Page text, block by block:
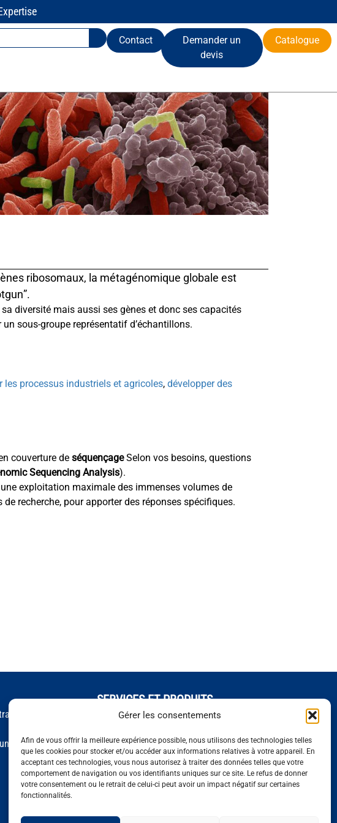
Gérer les consentements
Afin de vous offrir la meilleure expérience possible, nous utilisons des technologies telles
que les cookies pour stocker et/ou accéder aux informations relatives à votre appareil. En
acceptant ces technologies, vous nous autorisez à traiter des données telles que votre
comportement de navigation ou vos identifiants uniques sur ce site. Le refus de donner
votre consentement ou le retrait de celui-ci peut avoir un impact négatif sur certaines
fonctionnalités.
Contact
Demander un
devis
Catalogue
ribosomaux, la métagénomique globale est
”.
sa diversité mais aussi ses gènes et donc ses capacités
un sous-groupe représentatif d’échantillons.
processus industriels et agricoles, développer des
couverture de séquençageSelon vos besoins, questions
Sequencing Analysis).
exploitation maximale des immenses volumes de
recherche, pour apporter des réponses spécifiques.
des
microbiennes
SERVICES ET PRODUITS
Séquençage
Expression de gènes
Bioinformatique